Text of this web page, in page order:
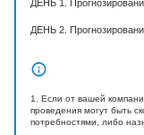
ДЕНЬ 1.
ДЕНЬ 2.
1. Если от вашей
проведения могут быть
потребностями, либо